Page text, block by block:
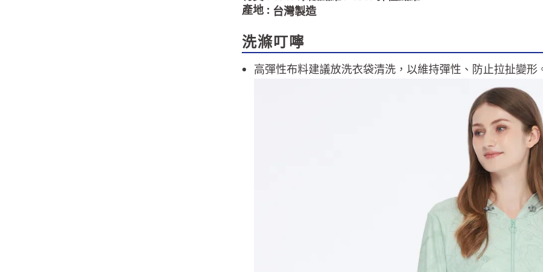
產地 : 台灣製造
洗滌叮嚀
高彈性布料建議放洗衣袋清洗，以維持彈性、防止拉扯變形